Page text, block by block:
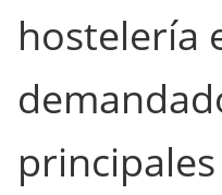
hostelería